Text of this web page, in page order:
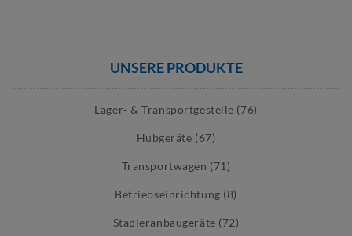
UNSERE PRODUKTE
Lager- & Transportgestelle (76)
Hubgeräte (67)
Transportwagen (71)
Betriebseinrichtung (8)
Stapleranbaugeräte (72)